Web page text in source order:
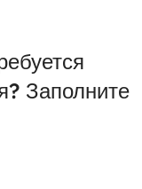
Заполните